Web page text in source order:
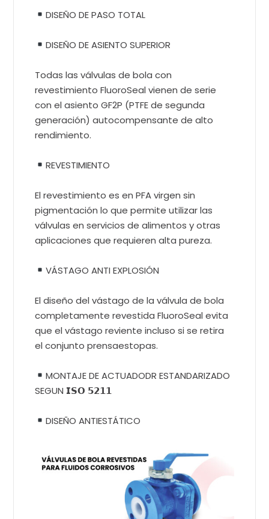
DISEÑO DE PASO TOTAL
DISEÑO DE ASIENTO SUPERIOR
Todas las válvulas de bola con
revestimiento FluoroSeal vienen de serie
con el asiento GF2P (PTFE de segunda
generación) autocompensante de alto
rendimiento.
REVESTIMIENTO
El revestimiento es en PFA virgen sin
pigmentación lo que permite utilizar las
válvulas en servicios de alimentos y otras
aplicaciones que requieren alta pureza.
VÁSTAGO ANTI EXPLOSIÓN
El diseño del vástago de la válvula de bola
completamente revestida FluoroSeal evita
que el vástago reviente incluso si se retira
el conjunto prensaestopas.
MONTAJE DE ACTUADODR ESTANDARIZADO
SEGUN 𝗜𝗦𝗢 𝟱𝟮𝟭𝟭
DISEÑO ANTIESTÁTICO